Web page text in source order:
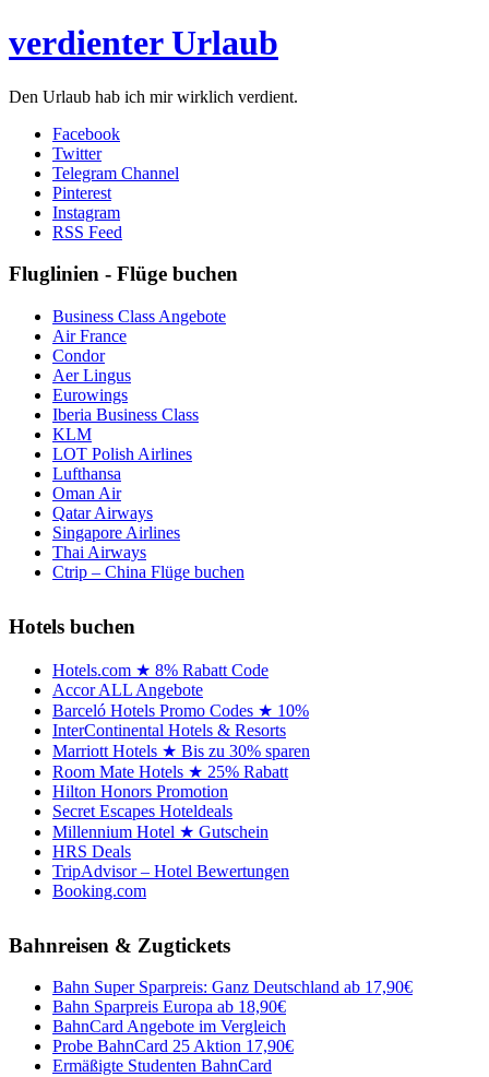
verdienter Urlaub
Den Urlaub hab ich mir wirklich verdient.
Facebook
Twitter
Telegram Channel
Pinterest
Instagram
RSS Feed
Fluglinien - Flüge buchen
Business Class Angebote
Air France
Condor
Aer Lingus
Eurowings
Iberia Business Class
KLM
LOT Polish Airlines
Lufthansa
Oman Air
Qatar Airways
Singapore Airlines
Thai Airways
Ctrip – China Flüge buchen
Hotels buchen
Hotels.com ★ 8% Rabatt Code
Accor ALL Angebote
Barceló Hotels Promo Codes ★ 10%
InterContinental Hotels & Resorts
Marriott Hotels ★ Bis zu 30% sparen
Room Mate Hotels ★ 25% Rabatt
Hilton Honors Promotion
Secret Escapes Hoteldeals
Millennium Hotel ★ Gutschein
HRS Deals
TripAdvisor – Hotel Bewertungen
Booking.com
Bahnreisen & Zugtickets
Bahn Super Sparpreis: Ganz Deutschland ab 17,90€
Bahn Sparpreis Europa ab 18,90€
BahnCard Angebote im Vergleich
Probe BahnCard 25 Aktion 17,90€
Ermäßigte Studenten BahnCard